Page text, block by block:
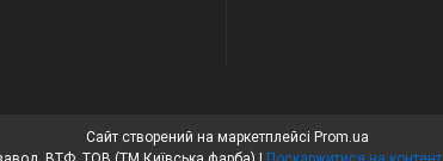
Сайт створений на маркетплейсі Prom.ua